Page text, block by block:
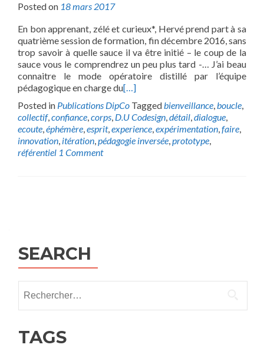
Posted on 18 mars 2017
En bon apprenant, zélé et curieux*, Hervé prend part à sa
quatrième session de formation, fin décembre 2016, sans
trop savoir à quelle sauce il va être initié – le coup de la
sauce vous le comprendrez un peu plus tard -… J’ai beau
connaitre le mode opératoire distillé par l’équipe
pédagogique en charge du[…]
Posted in Publications DipCo Taggedbienveillance,boucle,
collectif,confiance,corps, D.U Codesign,détail,dialogue,
ecoute,éphémère,esprit,experience,expérimentation,faire,
innovation, itération,pédagogie inversée,prototype,
référentiel 1 Comment
SEARCH
TAGS